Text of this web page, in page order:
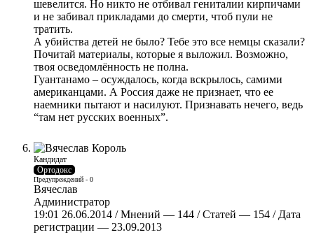
шевелится. Но никто не отбивал гениталии кирпичами
и не забивал прикладами до смерти, чтоб пули не
тратить.
А убийства детей не было? Тебе это все немцы сказали?
Почитай материалы, которые я выложил. Возможно,
твоя осведомлённость не полна.
Гуантанамо – осуждалось, когда вскрылось, самими
американцами. А Россия даже не признает, что ее
наемники пытают и насилуют. Признавать нечего, ведь
“там нет русских военных”.
Кандидат
Ортодокс
Предупреждений - 0
Вячеслав
Администратор
19:01 26.06.2014 / Мнений — 144 / Статей — 154 / Дата
регистрации — 23.09.2013